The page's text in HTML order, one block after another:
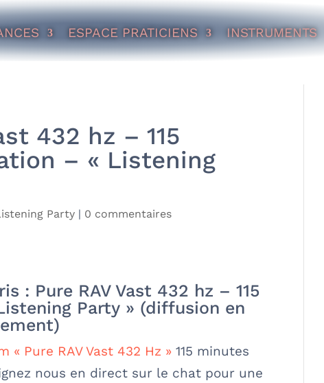
ESPACE PRATICIENS INSTRUMENTS
432 hz – 115
– « Listening
Party | 0 commentaires
: Pure RAV Vast 432 hz – 115
Party » (diffusion en
« Pure RAV Vast 432 Hz » 115 minutes
nous en direct sur le chat pour une